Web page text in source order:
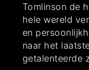
Tomlinson de
hele wereld
en
naar het
getalenteerde